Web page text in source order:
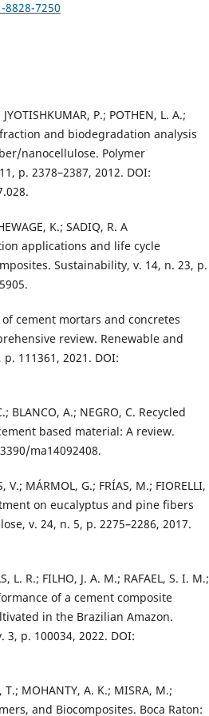
7250
P.; POTHEN, L. A.;
and biodegradation analysis
nanocellulose. Polymer
p. 2378–2387, 2012. DOI:
K.; SADIQ, R. A
applications and life cycle
Sustainability, v. 14, n. 23, p.
of cement mortars and concretes
review. Renewable and
111361, 2021. DOI:
BLANCO, A.; NEGRO, C. Recycled
based material: A review.
ma14092408.
V.; MÁRMOL, G.; FRÍAS, M.; FIORELLI,
on eucalyptus and pine fibers
v. 24, n. 5, p. 2275–2286, 2017.
L. R.; FILHO, J. A. M.; RAFAEL, S. I. M.;
of a cement composite
in the Brazilian Amazon.
p. 100034, 2022. DOI:
T.; MOHANTY, A. K.; MISRA, M.;
and Biocomposites. Boca Raton: